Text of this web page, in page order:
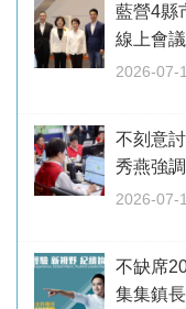
藍營4縣
線上會議
2026-07-
不刻意
秀燕強
2026-07-
不缺席
集集鎮